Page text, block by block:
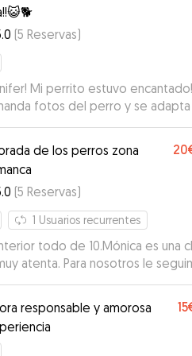
si surge la necesidad. Solo decir
(5 Reservas)
Mi perrito estuvo encantado!
fotos del perro y se adapta
duda”
de los perros zona
(5 Reservas)
1 Usuarios recurrentes
todo de 10.Mónica es una
atenta. Para nosotros le
hacia Ron y un 10 a la
responsable y amorosa